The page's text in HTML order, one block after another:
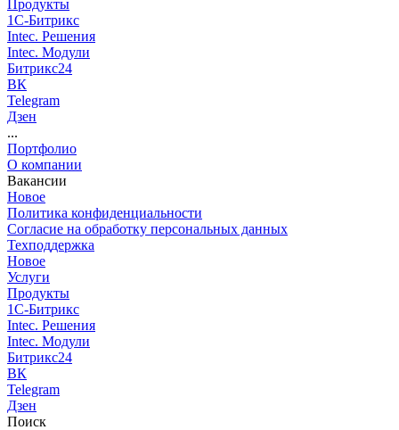
Продукты
1С-Битрикс
Intec. Решения
Intec. Модули
Битрикс24
ВК
Telegram
Дзен
...
Портфолио
О компании
Вакансии
Новое
Политика конфиденциальности
Согласие на обработку персональных данных
Техподдержка
Новое
Услуги
Продукты
1С-Битрикс
Intec. Решения
Intec. Модули
Битрикс24
ВК
Telegram
Дзен
Поиск